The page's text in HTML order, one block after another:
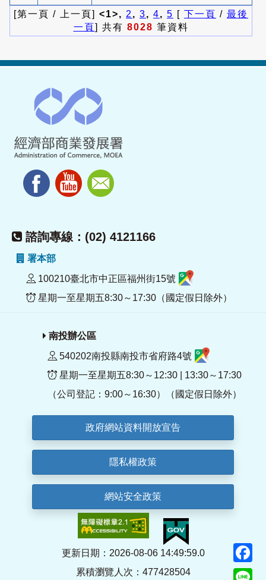
[第一頁 / 上一頁] <1>, 2 , 3, 4, 5 [ 下一頁 / 最後
一頁] 共有 8028 筆資料
諮詢專線：(02) 4121166
署本部
100210臺北市中正區福州街15號
星期一至星期五8:30～17:30（國定假日除外）
南投辦公區
540202南投縣南投市省府路4號
星期一至星期五8:30～12:30 | 13:30～17:30
（公司登記：9:00～16:30）（國定假日除外）
政府網站資料開放宣告
隱私權政策
網站安全政策
更新日期：2026-08-06 14:49:59.0
累積瀏覽人次：477428504